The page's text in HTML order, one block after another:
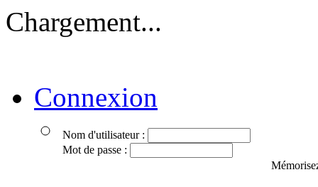
Chargement...
Connexion
Nom d'utilisateur :
Mot de passe :